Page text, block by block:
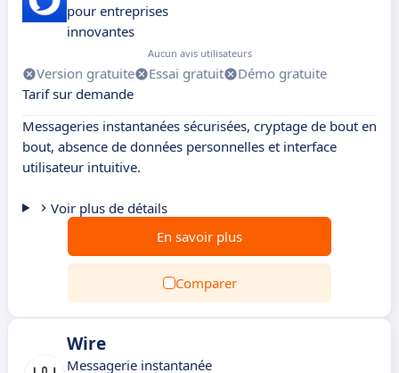
pour entreprises
innovantes
Aucun avis utilisateurs
Version gratuite Essai gratuit
Démo gratuite
Tarif sur demande
Messageries instantanées sécurisées, cryptage de bout en
bout, absence de données personnelles et interface
utilisateur intuitive.
Voir plus de détails
En savoir plus
Comparer
Wire
Messagerie instantanée